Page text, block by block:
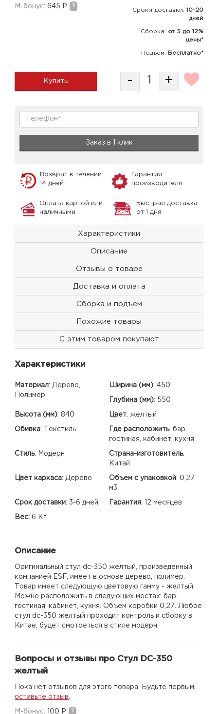
M-бонус: 645 Р ?
Сроки доставки: 10-20
дней
Сборка: от 5 до 12%
цены*
Подъем: Бесплатно*
Купить - +
Заказ в 1 клик
Возврат в течении
14 дней
Гарантия
производителя
Оплата картой или
наличными
Быстрая доставка
от 1 дня
Характеристики
Описание
Отзывы о товаре
Доставка и оплата
Сборка и подъем
Похожие товары
С этим товаром покупают
Характеристики
Материал: Дерево,
Полимер
Ширина (мм): 450
Глубина (мм): 550
Высота (мм): 840 Цвет: желтый
Обивка: Текстиль Где расположить: бар,
гостиная, кабинет, кухня
Стиль: Модерн Страна-изготовитель:
Китай
Цвет каркаса: Дерево Объем с упаковкой: 0,27
м3
Срок доставки: 3-6 дней Гарантия: 12 месяцев
Вес: 6 Кг
Описание
Оригинальный стул dc-350 желтый, произведенный
компанией ESF, имеет в основе дерево, полимер.
Товар имеет следующую цветовую гамму - желтый.
Можно расположить в следующих местах: бар,
гостиная, кабинет, кухня. Объем коробки 0,27. Любое
стул dc-350 желтый проходит контроль и сборку в
Китае, будет смотреться в стиле модерн.
Вопросы и отзывы про Стул DC-350
желтый
Пока нет отзывов для этого товара. Будьте первым,
оставьте отзыв
M-бонус: 100 Р ?